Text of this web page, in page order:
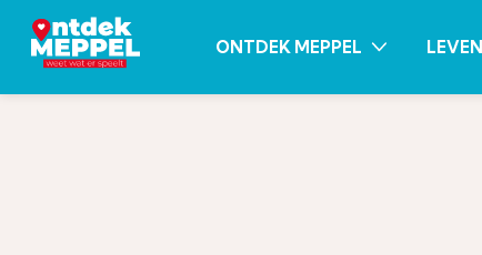
ONTDEK MEPPEL